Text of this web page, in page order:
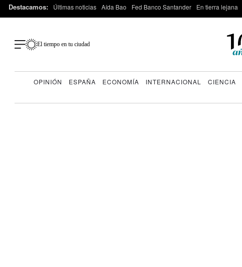
Destacamos: Últimas noticias Aída Bao Fed Banco Santander En tierra lejana
El tiempo en tu ciudad
OPINIÓN ESPAÑA ECONOMÍA INTERNACIONAL CIENCIA